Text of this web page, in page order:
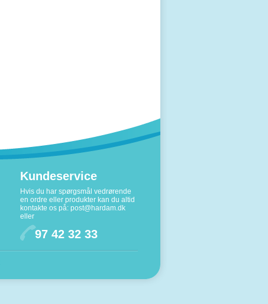
Kundeservice
Hvis du har spørgsmål vedrørende
en ordre eller produkter kan du altid
kontakte os på: post@hardam.dk
eller
97 42 32 33